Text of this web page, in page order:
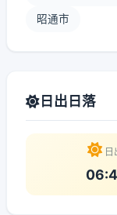
昭通市
日出日落
日